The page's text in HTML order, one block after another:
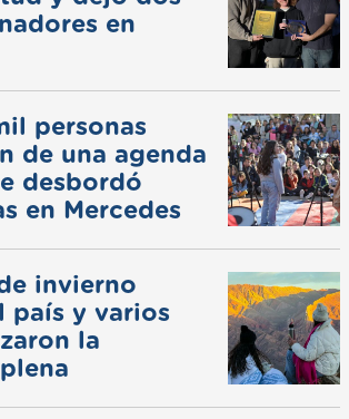
en
personas
de una agenda
desbordó
en Mercedes
invierno
país y varios
la